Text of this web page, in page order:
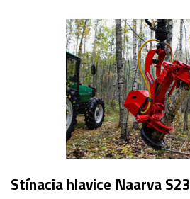
Stínacia hlavice Naarva S23